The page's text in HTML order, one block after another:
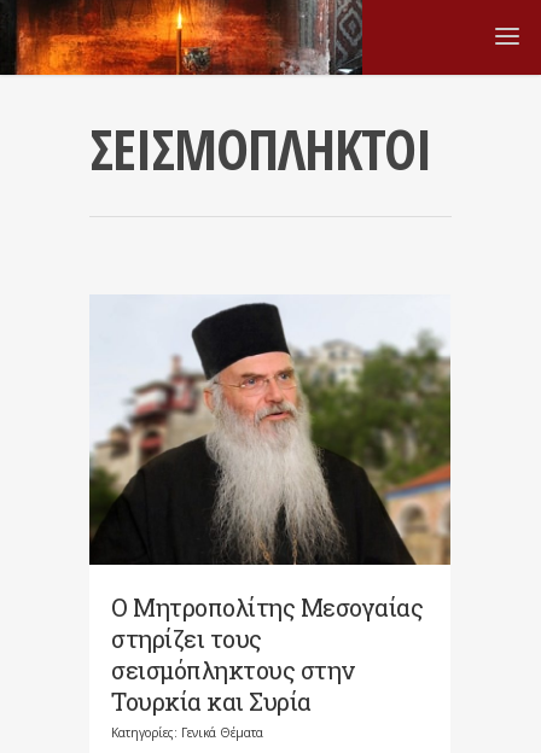
ΣΕΙΣΜΟΠΛΗΚΤΟΙ
Ο Μητροπολίτης Μεσογαίας
στηρίζει τους
σεισμόπληκτους στην
Τουρκία και Συρία
Κατηγορίες: Γενικά Θέματα